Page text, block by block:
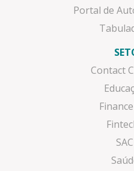
Portal de
Contact
SAC